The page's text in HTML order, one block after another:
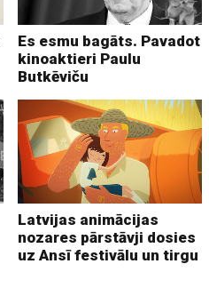
Es esmu bagāts. Pavadot
kinoaktieri Paulu
Butkēviču
Latvijas animācijas
nozares pārstāvji dosies
uz Ansī festivālu un tirgu